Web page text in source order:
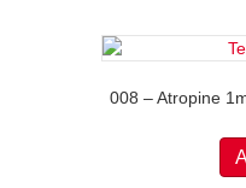
008 – Atropine